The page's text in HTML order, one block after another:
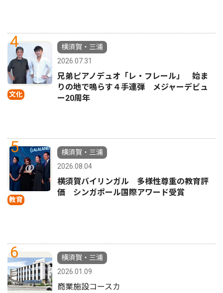
4
文化
横須賀・三浦
2026.07.31
兄弟ピアノデュオ「レ・フレール」 始ま
りの地で鳴らす４手連弾 メジャーデビュ
ー20周年
5
教育
横須賀・三浦
2026.08.04
横須賀バイリンガル 多様性尊重の教育評
価 シンガポール国際アワード受賞
6
横須賀・三浦
2026.01.09
商業施設コースカ